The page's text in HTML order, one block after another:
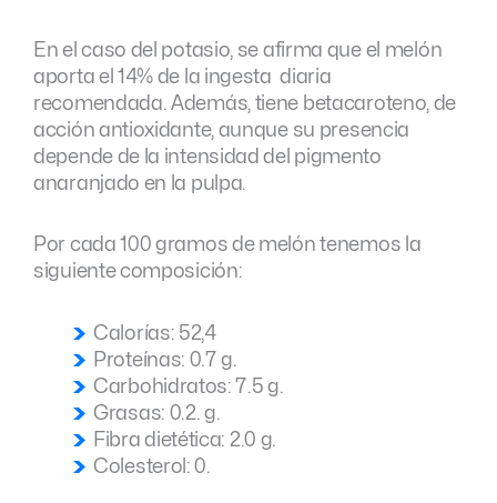
En el caso del potasio, se afirma que el melón
aporta el 14% de la ingesta diaria
recomendada. Además, tiene betacaroteno, de
acción antioxidante, aunque su presencia
depende de la intensidad del pigmento
anaranjado en la pulpa.
Por cada 100 gramos de melón tenemos la
siguiente composición:
Calorías: 52,4
Proteínas: 0.7 g.
Carbohidratos: 7.5 g.
Grasas: 0.2. g.
Fibra dietética: 2.0 g.
Colesterol: 0.